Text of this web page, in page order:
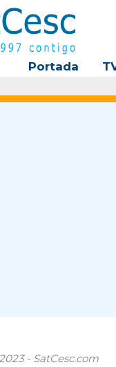
Portada
- SatCesc.com